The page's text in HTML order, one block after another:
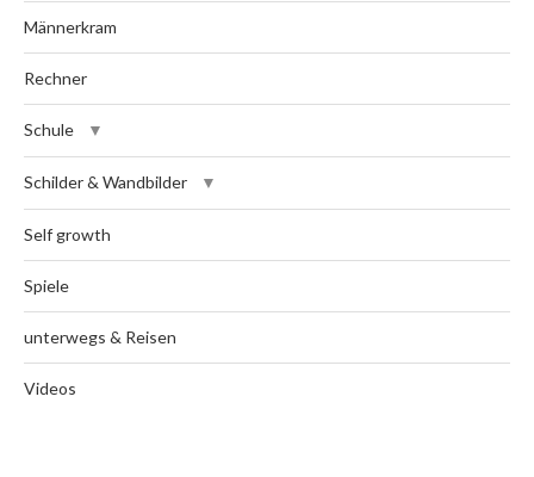
Männerkram
Rechner
Schule
Schilder & Wandbilder
Self growth
Spiele
unterwegs & Reisen
Videos